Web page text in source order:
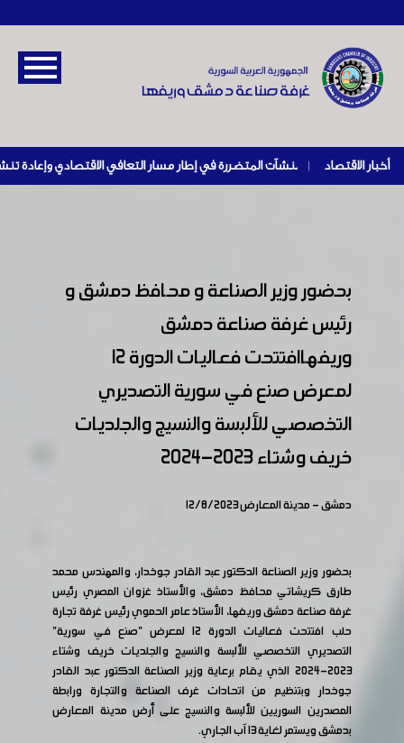
أخبار الاقتصاد |
بحضور وزير الصناعة و محافظ دمشق و
رئيس غرفة صناعة دمشق
وريفهاافتتحت فعاليات الدورة 12
لمعرض صنع في سورية التصديري
التخصصي للألبسة والنسيج والجلديات
خريف وشتاء 2023-2024
دمشق - مدينة المعارض 12/8/2023
بحضور وزير الصناعة الدكتور عبد القادر جوخدار، والمهندس محمد
طارق كريشاتي محافظ دمشق، والأستاذ غزوان المصري رئيس
غرفة صناعة دمشق وريفها، الأستاذ عامر الحموي رئيس غرفة تجارة
حلب افتتحت فعاليات الدورة 12 لمعرض "صنع في سورية"
التصديري التخصصي للألبسة والنسيج والجلديات خريف وشتاء
2023-2024 الذي يقام برعاية وزير الصناعة الدكتور عبد القادر
جوخدار وبتنظيم من اتحادات غرف الصناعة والتجارة ورابطة
المصدرين السوريين للألبسة والنسيج على أرض مدينة المعارض
بدمشق ويستمر لغاية 13 آب الجاري.